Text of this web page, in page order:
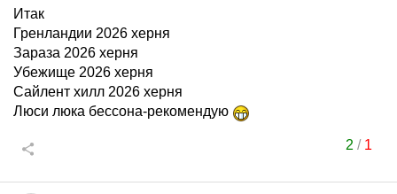
Итак
Гренландии 2026 херня
Зараза 2026 херня
Убежище 2026 херня
Сайлент хилл 2026 херня
Люси люка бессона-рекомендую
2 / 1